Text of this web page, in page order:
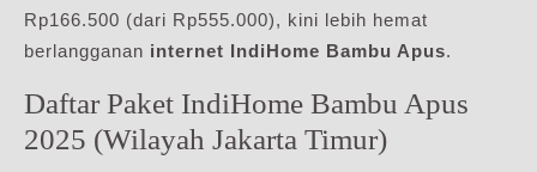
Rp166.500 (dari Rp555.000), kini lebih hemat
berlangganan internet IndiHome Bambu Apus.
Daftar Paket IndiHome Bambu Apus
2025 (Wilayah Jakarta Timur)